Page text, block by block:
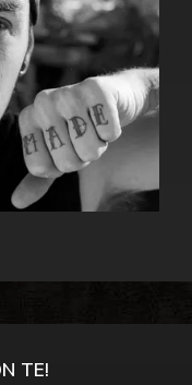
TE!